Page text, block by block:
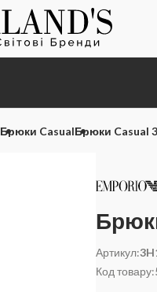
Брюки CasualБрюки Casual
Артикул:
Код товару: